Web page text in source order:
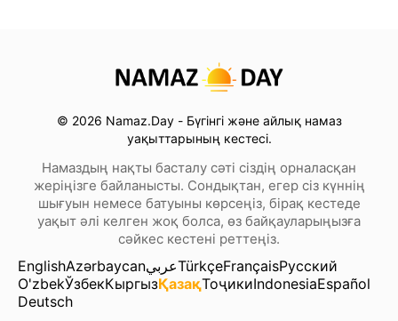
© 2026 Namaz.Day - Бүгінгі және айлық намаз
уақыттарының кестесі.
Намаздың нақты басталу сәті сіздің орналасқан
жеріңізге байланысты. Сондықтан, егер сіз күннің
шығуын немесе батуыны көрсеңіз, бірақ кестеде
уақыт әлі келген жоқ болса, өз байқауларыңызға
сәйкес кестені реттеңіз.
EnglishAzərbaycanعربيTürkçeFrançaisРусский
O'zbekЎзбекКыргызҚазақТоҷикиIndonesiaEspañol
Deutsch